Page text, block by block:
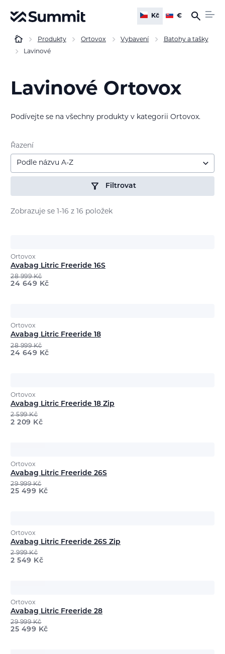
Kč €
Produkty Ortovox Vybavení
Batohy a tašky
Lavinové
Lavinové Ortovox
Podívejte se na všechny produkty v kategorii Ortovox.
Řazení
Podle názvu A-Z
Filtrovat
Zobrazuje se 1-16 z 16 položek
Ortovox
Avabag Litric Freeride 16S
28 999Kč
24 649 Kč
Ortovox
Avabag Litric Freeride 18
28 999Kč
24 649 Kč
Ortovox
Avabag Litric Freeride 18 Zip
2 599Kč
2 209 Kč
Ortovox
Avabag Litric Freeride 26S
29 999Kč
25 499 Kč
Ortovox
Avabag Litric Freeride 26S Zip
2 999Kč
2 549 Kč
Ortovox
Avabag Litric Freeride 28
29 999Kč
25 499 Kč